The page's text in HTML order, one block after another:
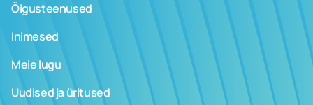
Õigusteenused
Inimesed
Meie lugu
Uudised ja üritused